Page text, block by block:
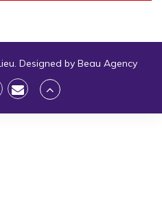
. Designed by Beau Agency